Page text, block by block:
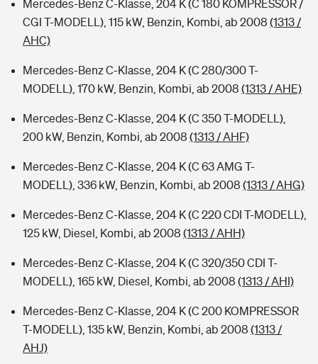
Mercedes-Benz C-Klasse, 204 K (C 180 KOMPRESSOR /
CGI T-MODELL), 115 kW, Benzin, Kombi, ab 2008 (1313 /
AHC)
Mercedes-Benz C-Klasse, 204 K (C 280/300 T-
MODELL), 170 kW, Benzin, Kombi, ab 2008 (1313 / AHE)
Mercedes-Benz C-Klasse, 204 K (C 350 T-MODELL),
200 kW, Benzin, Kombi, ab 2008 (1313 / AHF)
Mercedes-Benz C-Klasse, 204 K (C 63 AMG T-
MODELL), 336 kW, Benzin, Kombi, ab 2008 (1313 / AHG)
Mercedes-Benz C-Klasse, 204 K (C 220 CDI T-MODELL),
125 kW, Diesel, Kombi, ab 2008 (1313 / AHH)
Mercedes-Benz C-Klasse, 204 K (C 320/350 CDI T-
MODELL), 165 kW, Diesel, Kombi, ab 2008 (1313 / AHI)
Mercedes-Benz C-Klasse, 204 K (C 200 KOMPRESSOR
T-MODELL), 135 kW, Benzin, Kombi, ab 2008 (1313 /
AHJ)